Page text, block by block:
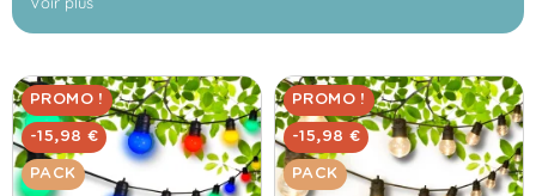
vous offrir la meilleure expérience.
PROMO !
-15,98 €
PACK
PROMO !
-15,98 €
PACK